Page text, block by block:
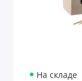
На складе